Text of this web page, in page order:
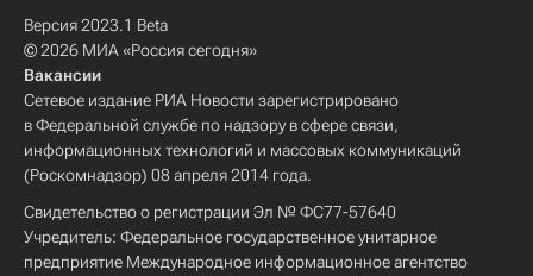
Версия 2023.1 Beta
© 2026 МИА «Россия сегодня»
Вакансии
Сетевое издание РИА Новости зарегистрировано
в Федеральной службе по надзору в сфере связи,
информационных технологий и массовых коммуникаций
(Роскомнадзор) 08 апреля 2014 года.
Свидетельство о регистрации Эл № ФС77-57640
Учредитель: Федеральное государственное унитарное
предприятие Международное информационное агентство